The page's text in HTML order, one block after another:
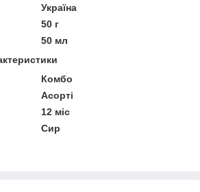
Україна
50 г
50 мл
Комбо
Асорті
12 міс
Сир